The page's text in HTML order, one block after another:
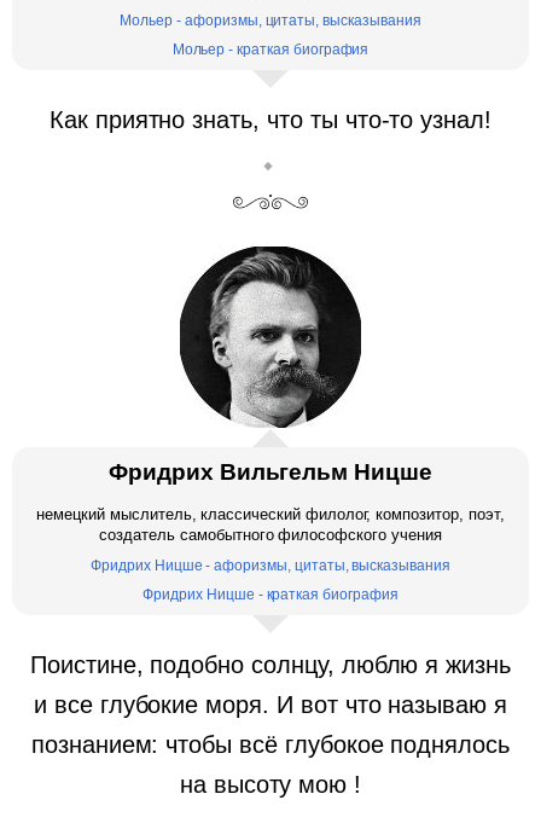
Мольер - афоризмы, цитаты, высказывания
Мольер - краткая биография
Как приятно знать, что ты что-то узнал!
Фридрих Вильгельм Ницше
немецкий мыслитель, классический филолог, композитор, поэт,
создатель самобытного философского учения
Фридрих Ницше - афоризмы, цитаты, высказывания
Фридрих Ницше - краткая биография
Поистине, подобно солнцу, люблю я жизнь
и все глубокие моря. И вот что называю я
познанием: чтобы всё глубокое поднялось
на высоту мою !